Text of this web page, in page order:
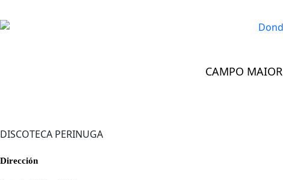
CAMPO MAIOR
DISCOTECA PERINUGA
Dirección